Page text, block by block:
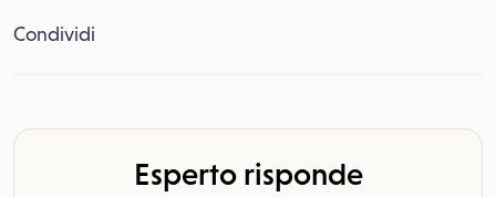
Condividi
Esperto risponde